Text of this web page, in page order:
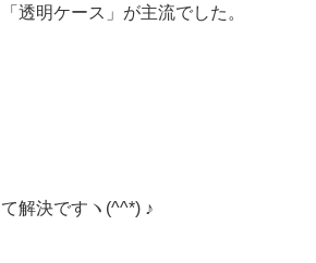
透明ケース」が主流でした。
解決ですヽ(^^*) ♪